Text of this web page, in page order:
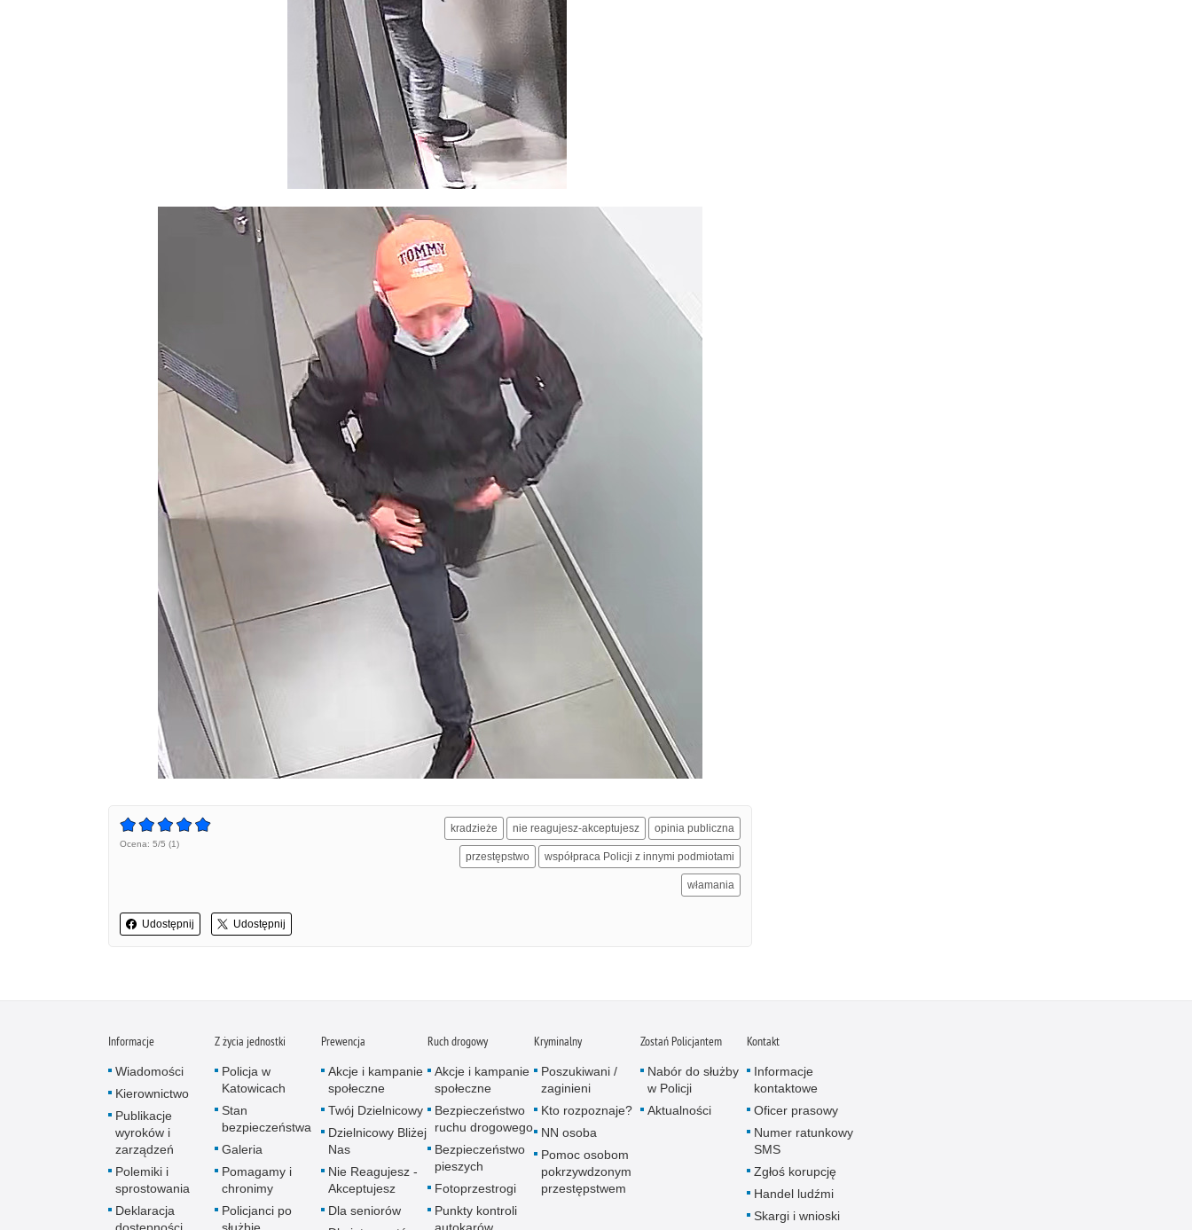
Ocena: 5/5 (1)
Udostępnij Udostępnij
kradzieże nie reagujesz-akceptujesz opinia publiczna
przestępstwo współpraca Policji z innymi podmiotami
włamania
Informacje
Wiadomości
Kierownictwo
Publikacje
wyroków i
zarządzeń
Polemiki i
sprostowania
Deklaracja
dostępności
Z życia jednostki
Policja w
Katowicach
Stan
bezpieczeństwa
Galeria
Pomagamy i
chronimy
Policjanci po
służbie
Prewencja
Akcje i kampanie
społeczne
Twój Dzielnicowy
Dzielnicowy Bliżej
Nas
Nie Reagujesz -
Akceptujesz
Dla seniorów
Ruch drogowy
Akcje i kampanie
społeczne
Bezpieczeństwo
ruchu drogowego
Bezpieczeństwo
pieszych
Fotoprzestrogi
Punkty kontroli
autokarów
Kryminalny
Poszukiwani /
zaginieni
Kto rozpoznaje?
NN osoba
Pomoc osobom
pokrzywdzonym
przestępstwem
Zostań Policjantem
Nabór do służby
w Policji
Aktualności
Kontakt
Informacje
kontaktowe
Oficer prasowy
Numer ratunkowy
SMS
Zgłoś korupcję
Handel ludźmi
Skargi i wnioski